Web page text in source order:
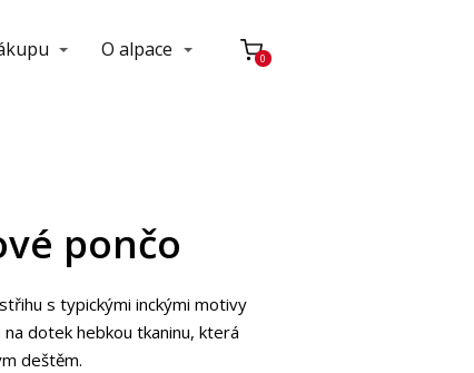
O alpace 0
pončo
s typickými inckými motivy
dotek hebkou tkaninu, která
deštěm.